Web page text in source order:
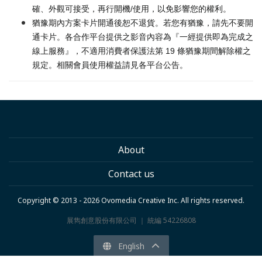
確、外觀可接受，再行開機/使用，以免影響您的權利。
猶豫期內方案卡片開通後恕不退貨。若您有猶豫，請先不要開
通卡片。各合作平台提供之影音內容為『一經提供即為完成之
線上服務』，不適用消費者保護法第 19 條猶豫期間解除權之
規定。相關會員使用權益請見各平台公告。
About
Contact us
Copyright © 2013 - 2026 Ovomedia Creative Inc. All rights reserved.
展雋創意股份有限公司 ｜ 統編 54226808
English